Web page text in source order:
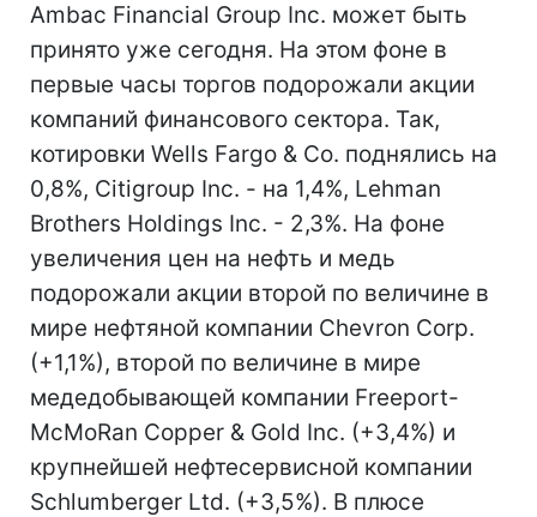
Ambac Financial Group Inc. может быть
принято уже сегодня. На этом фоне в
первые часы торгов подорожали акции
компаний финансового сектора. Так,
котировки Wells Fargo & Co. поднялись на
0,8%, Citigroup Inc. - на 1,4%, Lehman
Brothers Holdings Inc. - 2,3%. На фоне
увеличения цен на нефть и медь
подорожали акции второй по величине в
мире нефтяной компании Chevron Corp.
(+1,1%), второй по величине в мире
медедобывающей компании Freeport-
McMoRan Copper & Gold Inc. (+3,4%) и
крупнейшей нефтесервисной компании
Schlumberger Ltd. (+3,5%). В плюсе